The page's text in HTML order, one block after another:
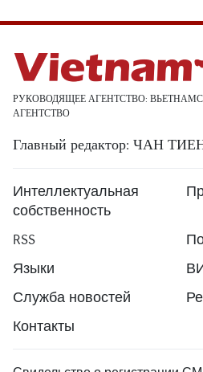
РУКОВОДЯЩЕЕ АГЕНТСТВО:
АГЕНТСТВО
Главный редактор: ЧАН
Интеллектуальная
собственность
RSS
Языки
Служба новостей
Контакты